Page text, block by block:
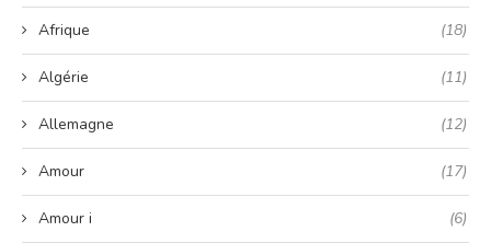
Afrique (18)
Algérie (11)
Allemagne (12)
Amour (17)
Amour i (6)